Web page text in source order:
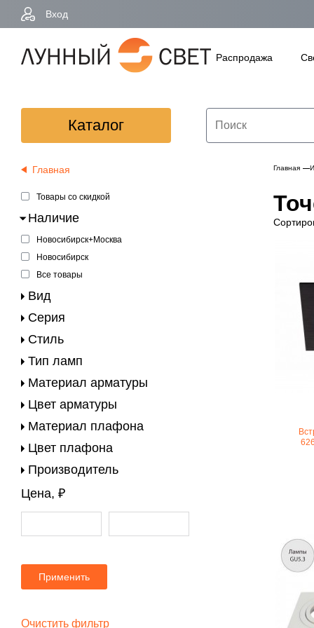
Вход
Распродажа
Каталог
Главная
Товары со скидкой
Наличие
Новосибирск+Москва
Новосибирск
Все товары
Вид
Серия
Стиль
Тип ламп
Материал арматуры
Цвет арматуры
Материал плафона
Цвет плафона
Производитель
Цена, ₽
Применить
Очистить фильтр
Главная